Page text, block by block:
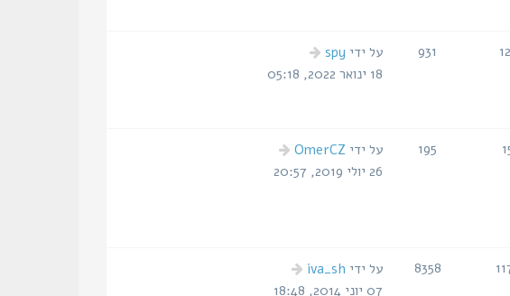
931
הודעה
אחרונה
על ידי spy
18 ינואר 2022, 05:18
195
הודעה
אחרונה
על ידי OmerCZ
26 יולי 2019, 20:57
8358
הודעה
אחרונה
על ידי iva_sh
07 יוני 2014, 18:48